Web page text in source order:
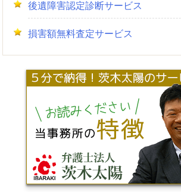
後遺障害認定診断サービス
損害額無料査定サービス